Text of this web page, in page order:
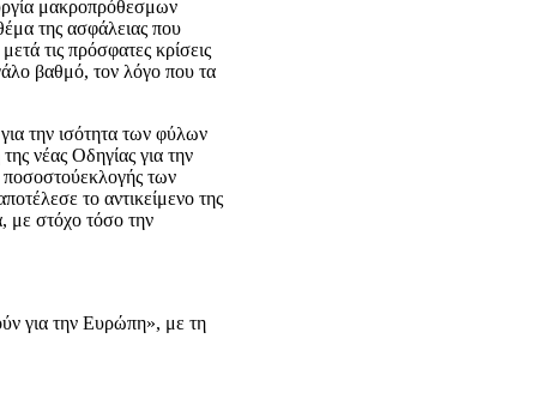
μακροπρόθεσμων
της ασφάλειας που
τις πρόσφατες κρίσεις
βαθμό, τον λόγο που τα
την ισότητα των φύλων
νέας Οδηγίας για την
ποσοστούεκλογής των
το αντικείμενο της
με στόχο τόσο την
για την Ευρώπη», με τη